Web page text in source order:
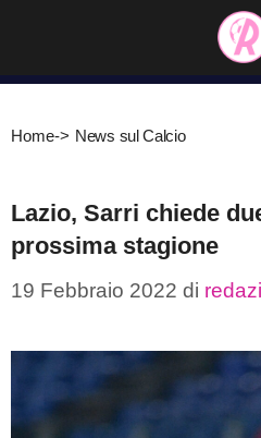
contenuto
Home-> News sul Calcio
Lazio, Sarri chiede
prossima stagione
19 Febbraio 2022 di